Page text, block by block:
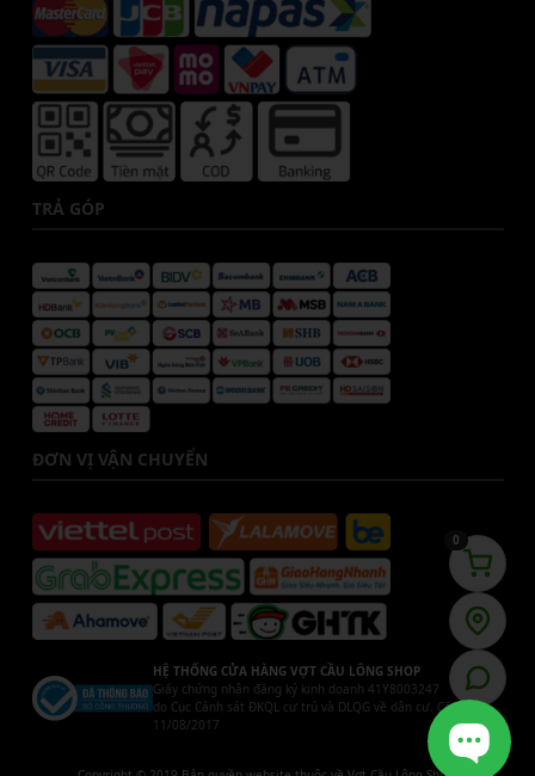
TRẢ GÓP
ĐƠN VỊ VẬN CHUYỂN
HỆ THỐNG CỬA HÀNG VỢT CẦU LÔNG SHOP
Giấy chứng nhận đăng ký kinh doanh 41Y8003247
do Cục Cảnh sát ĐKQL cư trú và DLQG về dân cư. Cấp ngày
11/08/2017
0